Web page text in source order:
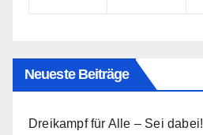
Neueste Beiträge
Dreikampf für Alle – Sei dabei!